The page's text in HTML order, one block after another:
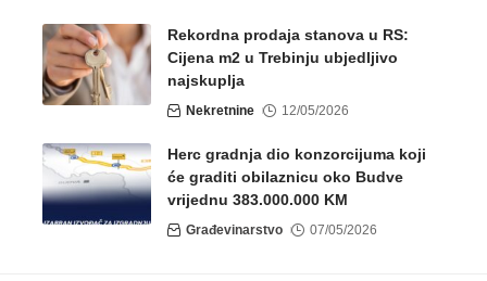
Rekordna prodaja stanova u RS:
Cijena m2 u Trebinju ubjedljivo
najskuplja
Nekretnine 12/05/2026
Herc gradnja dio konzorcijuma koji
će graditi obilaznicu oko Budve
vrijednu 383.000.000 KM
Građevinarstvo 07/05/2026